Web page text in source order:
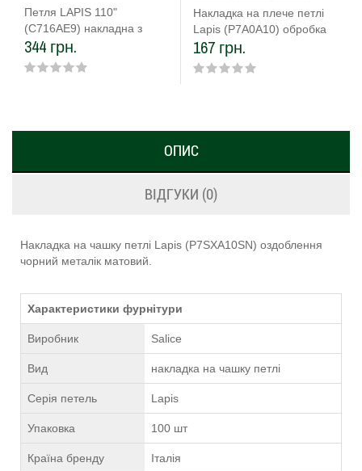
Петля LAPIS 110"
(C716AE9) накладна з
доводчиком
344 грн.
Накладка на плече петлі
Lapis (P7A0A10) обробка
чорний металік матовий
167 грн.
ОПИС
ВІДГУКИ (0)
Накладка на чашку петлі Lapis (P7SXA10SN) оздоблення
чорний металік матовий.
Характеристики фурнітури
Виробник Salice
Вид накладка на чашку петлі
Серія петель Lapis
Упаковка 100 шт
Країна бренду Італія